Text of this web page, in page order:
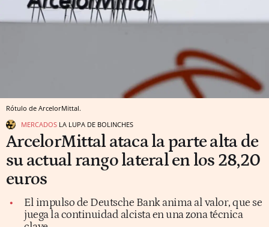
Rótulo de ArcelorMittal.
MERCADOS LA LUPA DE BOLINCHES
ArcelorMittal ataca la parte alta de
su actual rango lateral en los 28,20
euros
El impulso de Deutsche Bank anima al valor, que se
juega la continuidad alcista en una zona técnica